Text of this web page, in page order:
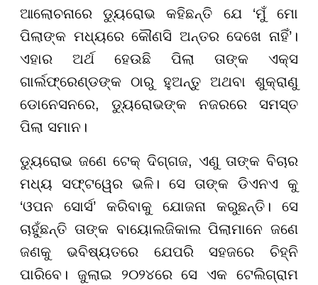
ଆଲୋଚନାରେ ଡ୍ୟୁରୋଭ କହିଛନ୍ତି ଯେ ‘ମୁଁ ମୋ
ପିଲାଙ୍କ ମଧ୍ୟରେ କୌଣସି ଅନ୍ତର ଦେଖେ ନାହିଁ’।
ଏହାର ଅର୍ଥ ହେଉଛି ପିଲା ତାଙ୍କ ଏକ୍ସ
ଗାର୍ଲଫ୍ରେଣ୍ଡଙ୍କ ଠାରୁ ହୁଅନ୍ତୁ ଅଥବା ଶୁକ୍ରାଣୁ
ଡୋନେସନରେ, ଡ୍ୟୁରୋଭଙ୍କ ନଜରରେ ସମସ୍ତ
ପିଲା ସମାନ।
ଡ୍ୟୁରୋଭ ଜଣେ ଟେକ୍ ଦିଗ୍ଗଜ, ଏଣୁ ତାଙ୍କ ବିଚାର
ମଧ୍ୟ ସଫ୍ଟୱେର ଭଳି। ସେ ତାଙ୍କ ଡିଏନଏ କୁ
‘ଓପନ ସୋର୍ସ’ କରିବାକୁ ଯୋଜନା କରୁଛନ୍ତି। ସେ
ଚାହୁଁଛନ୍ତି ତାଙ୍କ ବାୟୋଲଜିକାଲ ପିଲାମାନେ ଜଣେ
ଜଣକୁ ଭବିଷ୍ୟତରେ ଯେପରି ସହଜରେ ଚିହ୍ନି
ପାରିବେ। ଜୁଲାଇ ୨୦୨୪ରେ ସେ ଏକ ଟେଲିଗ୍ରାମ